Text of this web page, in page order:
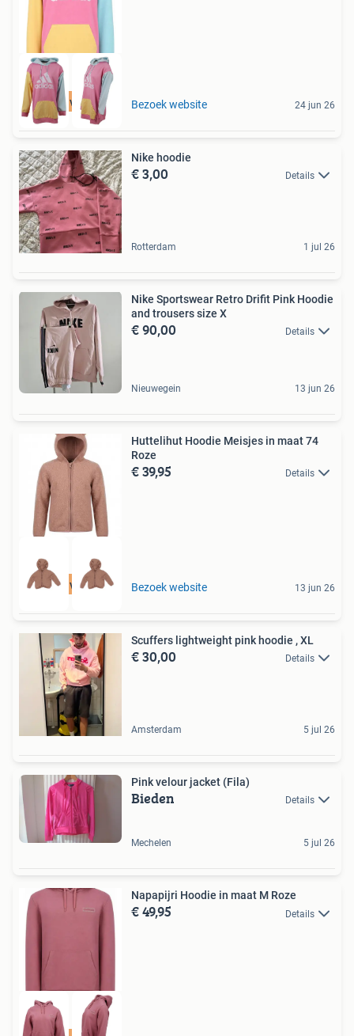
Tot 75% voordeel Bezoek website 24 jun 26
Nike hoodie
€ 3,00 Details
Rotterdam 1 jul 26
Nike Sportswear Retro Drifit Pink Hoodie
and trousers size X
€ 90,00 Details
Nieuwegein 13 jun 26
Tot 75% voordeel
Huttelihut Hoodie Meisjes in maat 74
Roze
€ 39,95 Details
Bezoek website 13 jun 26
Scuffers lightweight pink hoodie , XL
€ 30,00 Details
Amsterdam 5 jul 26
Pink velour jacket (Fila)
Bieden Details
Mechelen 5 jul 26
Napapijri Hoodie in maat M Roze
€ 49,95 Details